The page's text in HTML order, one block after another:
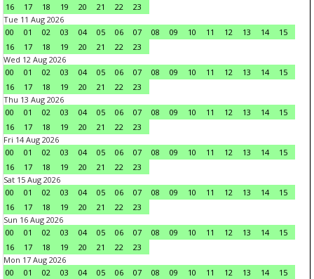
16
17 18 19 20 21 22
23
Tue 11 Aug 2026
00
01 02 03 04 05 06 07 08 09 10 11 12 13 14
15
16
17 18 19 20 21 22
23
Wed 12 Aug 2026
00
01 02 03 04 05 06 07 08 09 10 11 12 13 14
15
16
17 18 19 20 21 22
23
Thu 13 Aug 2026
00
01 02 03 04 05 06 07 08 09 10 11 12 13 14
15
16
17 18 19 20 21 22
23
Fri 14 Aug 2026
00
01 02 03 04 05 06 07 08 09 10 11 12 13 14
15
16
17 18 19 20 21 22
23
Sat 15 Aug 2026
00
01 02 03 04 05 06 07 08 09 10 11 12 13 14
15
16
17 18 19 20 21 22
23
Sun 16 Aug 2026
00
01 02 03 04 05 06 07 08 09 10 11 12 13 14
15
16
17 18 19 20 21 22
23
Mon 17 Aug 2026
00
01 02 03 04 05 06 07 08 09 10 11 12 13 14 15